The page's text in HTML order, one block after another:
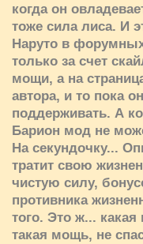
когда он
тоже сила лиса. И
Наруто в
только за счет
мощи, а на
автора, и то пока
поддерживать. А
Барион мод не
На секундочку...
тратит свою
чистую силу,
противника
того. Это ж...
такая мощь, не